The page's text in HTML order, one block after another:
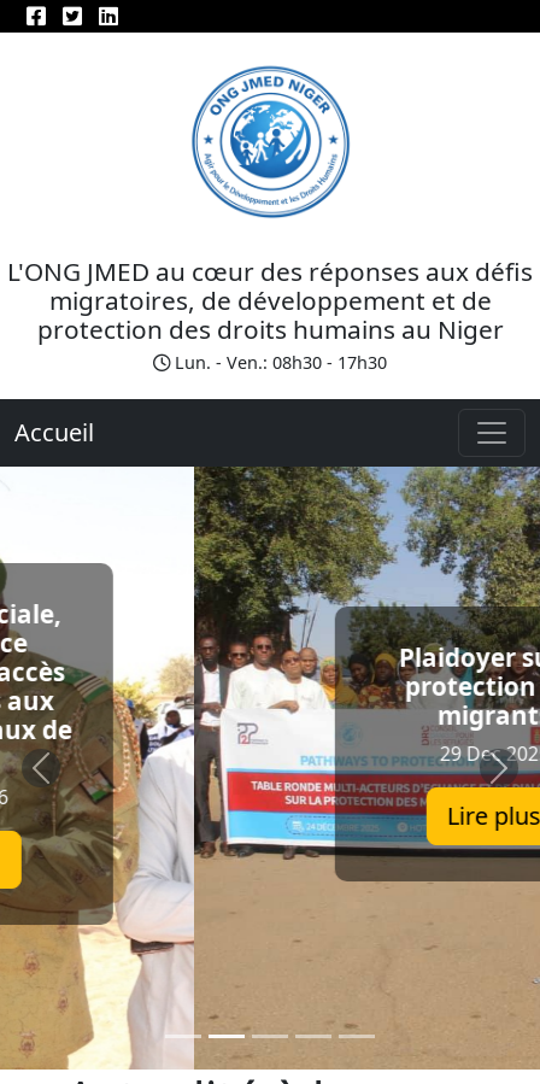
L'ONG JMED au cœur des réponses aux défis
migratoires, de développement et de
protection des droits humains au Niger
Lun. - Ven.: 08h30 - 17h30
Accueil
Plaidoyer sur la
protection des
migrants
29 Dec 2025
Lire plus